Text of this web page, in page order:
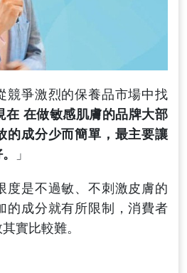
競爭激烈的保養品市場中找
在 在做敏感肌膚的品牌大部
的成分少而簡單，最主要讓
」
度是不過敏、不刺激皮膚的
的成分就有所限制，消費者
實比較難。